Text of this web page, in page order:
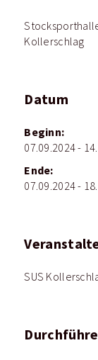
Kollerschlag
Datum
Beginn:
07.09.2024 -
Ende:
07.09.2024 -
SUS